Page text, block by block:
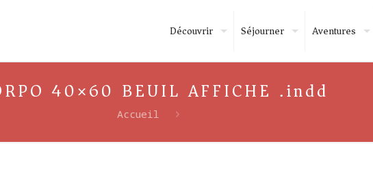
Découvrir Séjourner Aventures
40×60 BEUIL AFFICHE .indd
Accueil